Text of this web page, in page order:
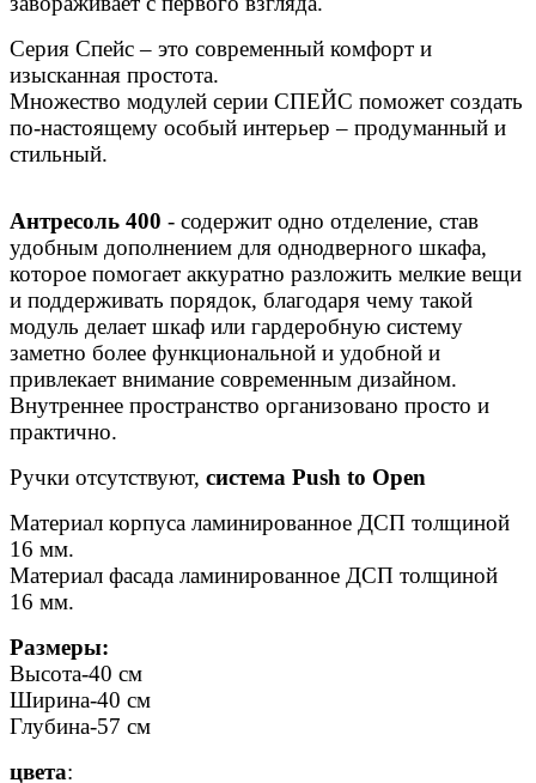
Серия Спейс – это современный комфорт и
изысканная простота.
Множество модулей серии СПЕЙС поможет создать
по-настоящему особый интерьер – продуманный и
стильный.
Антресоль 400 - содержит одно отделение, став
удобным дополнением для однодверного шкафа,
которое помогает аккуратно разложить мелкие вещи
и поддерживать порядок, благодаря чему такой
модуль делает шкаф или гардеробную систему
заметно более функциональной и удобной и
привлекает внимание современным дизайном.
Внутреннее пространство организовано просто и
практично.
Ручки отсутствуют, система Push to Open
Материал корпуса ламинированное ДСП толщиной
16 мм.
Материал фасада ламинированное ДСП толщиной
16 мм.
Размеры:
Высота-40 см
Ширина-40 см
Глубина-57 см
цвета: